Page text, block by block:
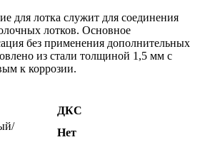
для лотка служит для соединения
лотков. Основное
без применения дополнительных
из стали толщиной 1,5 мм с
к коррозии.
ДКС
Нет